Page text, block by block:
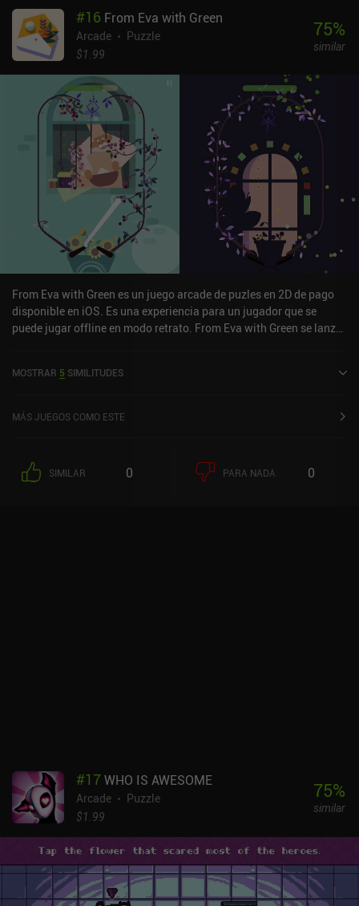
#16 From Eva with Green
Arcade
Puzzle
$1.99
75%
similar
From Eva with Green es un juego arcade de puzles en 2D de pago
disponible en iOS. Es una experiencia para un jugador que se
puede jugar offline en modo retrato. From Eva with Green se lanzó
MOSTRAR 5 SIMILITUDES
MÁS JUEGOS COMO ESTE
SIMILAR 0 PARA NADA 0
#17WHO IS AWESOME
Arcade
Puzzle
$1.99
75%
similar